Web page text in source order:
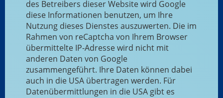
des Betreibers dieser Website wird Google
diese Informationen benutzen, um Ihre
Nutzung dieses Dienstes auszuwerten. Die im
Rahmen von reCaptcha von Ihrem Browser
übermittelte IP-Adresse wird nicht mit
anderen Daten von Google
zusammengeführt. Ihre Daten können dabei
auch in die USA übertragen werden. Für
Datenübermittlungen in die USA gibt es